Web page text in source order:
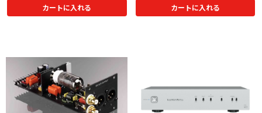
カートに入れる カートに入れる